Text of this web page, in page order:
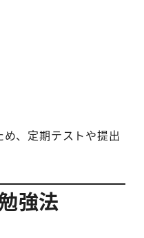
、定期テストや提出
強法